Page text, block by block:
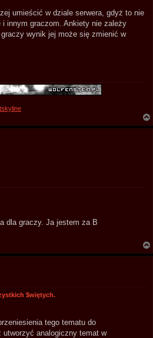
umieścić w dziale serwera, gdyż to nie
innym graczom. Ankiety nie zależy
wynik jej może się zmienić w
dla graczy. Ja jestem za B
$więtych.
tego tematu do
utworzyć analogiczny temat w